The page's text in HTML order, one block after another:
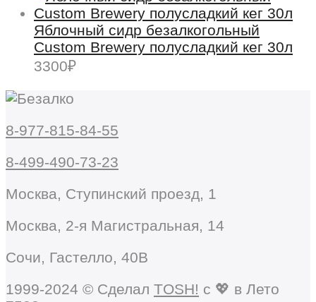
Яблочный сидр безалкогольный
Custom Brewery полусладкий кег 30л
3300₽
8-977-815-84-55
8-499-490-73-23
Москва, Ступинский проезд, 1
Москва, 2-я Магистральная, 14
Сочи, Гастелло, 40В
1999-2024 © Сделал TOSH! c 💖 в Лето